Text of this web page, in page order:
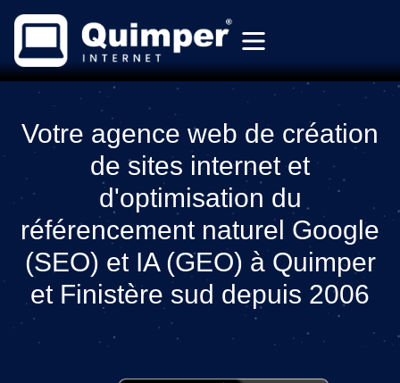
Votre agence web de création
de sites internet et
d'optimisation du
référencement naturel Google
(SEO) et IA (GEO) à Quimper
et Finistère sud depuis 2006